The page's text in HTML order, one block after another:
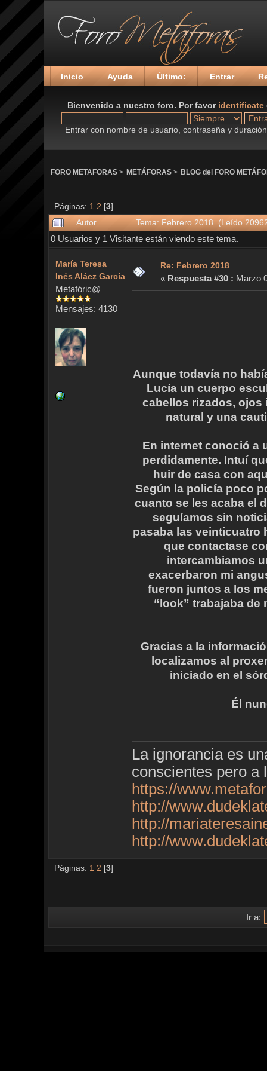
Inicio Ayuda Último: Entrar
Bienvenido a nuestro foro. Por favor identificate
Entrar con nombre de usuario, contraseña y
FORO METAFORAS> METÁFORAS> BLOG del FORO
Páginas: 1 2 [3]
Autor
Tema: Febrero 2018 (Leído
0 Usuarios y 1 Visitante están viendo este tema.
María Teresa
Inés Aláez García
Metafóric@
Mensajes: 4130
Re: Febrero 2018
« Respuesta #30 : Marzo
Aunque todavía no
Lucía un cuerpo
cabellos rizados, ojos
natural y una
En internet conoció a
perdidamente. Intuí
huir de casa con
Según la policía poco
cuanto se les acaba el
seguíamos sin
pasaba las veinticuatro
que contactase
intercambiamos
exacerbaron mi
fueron juntos a los
“look” trabajaba de
Gracias a la
localizamos al
iniciado en el
Él
La ignorancia es
conscientes pero a
https://
http://
http://
http://
Páginas: 1 2 [3]
Ir a: